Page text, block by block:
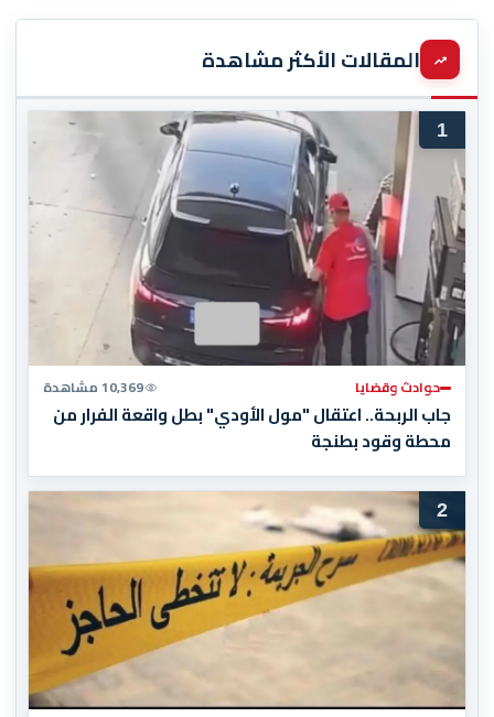
المقالات الأكثر مشاهدة
1
حوادث وقضايا 10,369 مشاهدة
جاب الربحة.. اعتقال "مول الأودي" بطل واقعة الفرار من
محطة وقود بطنجة
2